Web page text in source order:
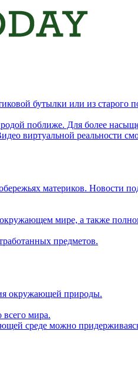
бутылки или из старого
поближе. Для более
виртуальной реальности
материков. Новости
мире, а также
предметов.
окружающей природы.
всего мира.
среде можно